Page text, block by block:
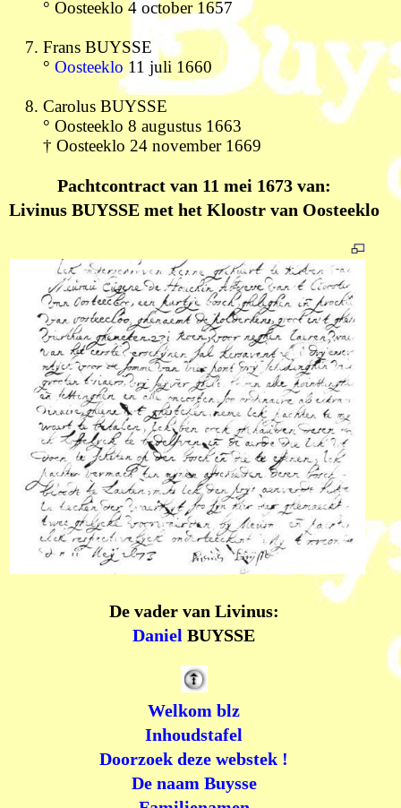
° Oosteeklo 4 october 1657
Frans BUYSSE
° Oosteeklo11 juli 1660
Carolus BUYSSE
° Oosteeklo 8 augustus 1663
† Oosteeklo 24 november 1669
Pachtcontract van 11 mei 1673 van:
Livinus BUYSSE met het Kloostr van Oosteeklo
De vader van Livinus:
Daniel BUYSSE
Welkom blz
Inhoudstafel
Doorzoek deze webstek !
De naam Buysse